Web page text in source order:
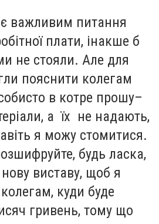
важливим питання
плати, інакше б
не стояли. Але для
пояснити колегам
в котре прошу–
а їх не надають,
я можу стомитися.
будь ласка,
виставу, щоб я
куди буде
гривень, тому що